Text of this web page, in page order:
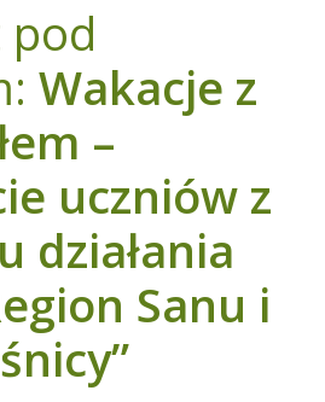
pod
Wakacje z
–
uczniów z
działania
Sanu i